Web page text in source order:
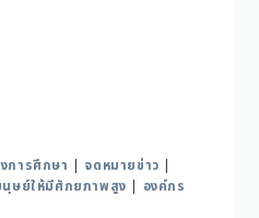
การศึกษา | จดหมายข่าว |
ษย์ให้มีศักยภาพสูง | องค์กร